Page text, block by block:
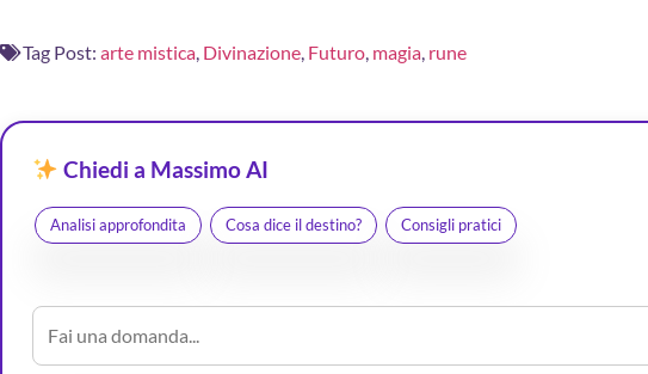
Tag Post: arte mistica, Divinazione, Futuro, magia, rune
Chiedi a Massimo AI
Analisi approfondita Cosa dice il destino? Consigli pratici